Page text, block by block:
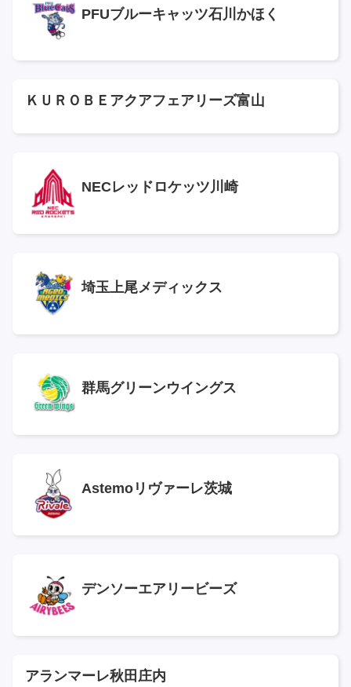
PFUブルーキャッツ石川かほく
ＫＵＲＯＢＥアクアフェアリーズ富山
NECレッドロケッツ川崎
埼玉上尾メディックス
群馬グリーンウイングス
Astemoリヴァーレ茨城
デンソーエアリービーズ
アランマーレ秋田庄内